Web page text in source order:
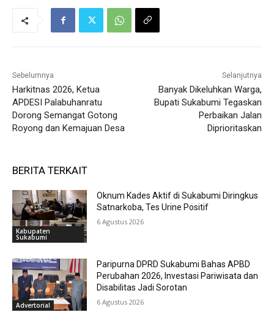
Sebelumnya
Harkitnas 2026, Ketua
APDESI Palabuhanratu
Dorong Semangat Gotong
Royong dan Kemajuan Desa
Selanjutnya
Banyak Dikeluhkan Warga,
Bupati Sukabumi Tegaskan
Perbaikan Jalan
Diprioritaskan
BERITA TERKAIT
Kabupaten
Sukabumi
Oknum Kades Aktif di Sukabumi Diringkus
Satnarkoba, Tes Urine Positif
6 Agustus 2026
Advertorial
Paripurna DPRD Sukabumi Bahas APBD
Perubahan 2026, Investasi Pariwisata dan
Disabilitas Jadi Sorotan
6 Agustus 2026